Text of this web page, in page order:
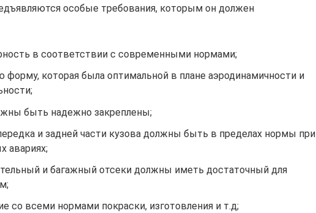
особые требования, которым он должен
в соответствии с современными нормами;
форму, которая была оптимальной в плане аэродинамичности и
быть надежно закреплены;
и задней части кузова должны быть в пределах нормы при
авариях;
и багажный отсеки должны иметь достаточный для
со всеми нормами покраски, изготовления и т.д;